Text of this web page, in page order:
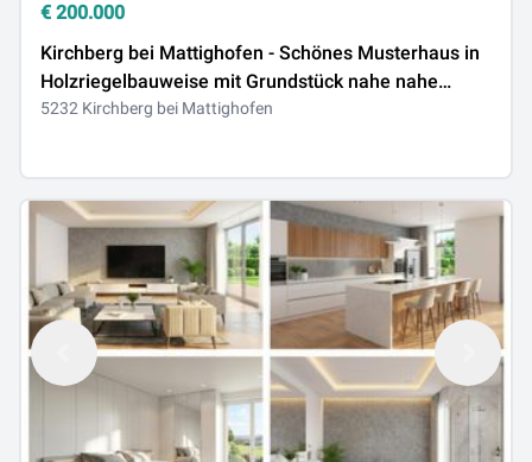
€ 200.000
Kirchberg bei Mattighofen - Schönes Musterhaus in
Holzriegelbauweise mit Grundstück nahe nahe
Mattsee
5232 Kirchberg bei Mattighofen